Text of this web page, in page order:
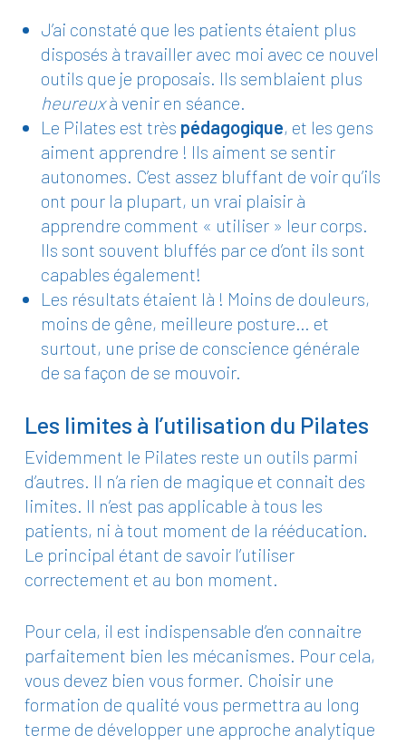
J’ai constaté que les patients étaient plus
disposés à travailler avec moi avec ce nouvel
outils que je proposais. Ils semblaient plus
heureuxà venir en séance.
Le Pilates est très pédagogique, et les gens
aiment apprendre ! Ils aiment se sentir
autonomes. C’est assez bluffant de voir qu’ils
ont pour la plupart, un vrai plaisir à
apprendre comment « utiliser » leur corps.
Ils sont souvent bluffés par ce d’ont ils sont
capables également!
Les résultats étaient là ! Moins de douleurs,
moins de gêne, meilleure posture… et
surtout, une prise de conscience générale
de sa façon de se mouvoir.
Les limites à l’utilisation du Pilates
Evidemment le Pilates reste un outils parmi
d’autres. Il n’a rien de magique et connait des
limites. Il n’est pas applicable à tous les
patients, ni à tout moment de la rééducation.
Le principal étant de savoir l’utiliser
correctement et au bon moment.
Pour cela, il est indispensable d’en connaitre
parfaitement bien les mécanismes. Pour cela,
vous devez bien vous former. Choisir une
formation de qualité vous permettra au long
terme de développer une approche analytique